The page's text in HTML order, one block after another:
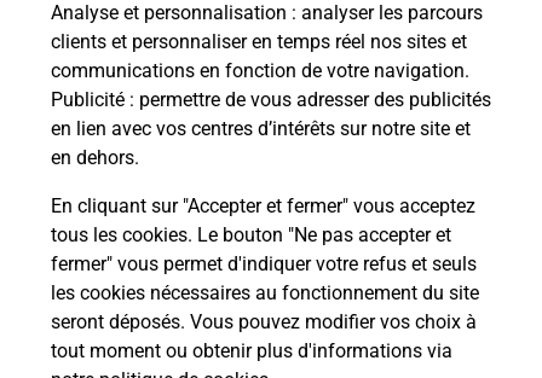
Analyse et personnalisation : analyser les parcours
clients et personnaliser en temps réel nos sites et
communications en fonction de votre navigation.
Publicité : permettre de vous adresser des publicités
en lien avec vos centres d’intérêts sur notre site et
en dehors.
En cliquant sur "Accepter et fermer" vous acceptez
tous les cookies. Le bouton "Ne pas accepter et
fermer" vous permet d'indiquer votre refus et seuls
les cookies nécessaires au fonctionnement du site
seront déposés. Vous pouvez modifier vos choix à
tout moment ou obtenir plus d'informations via
En savoir plus
CONSIGNE PICKUP INTERMARCHE RIORGES